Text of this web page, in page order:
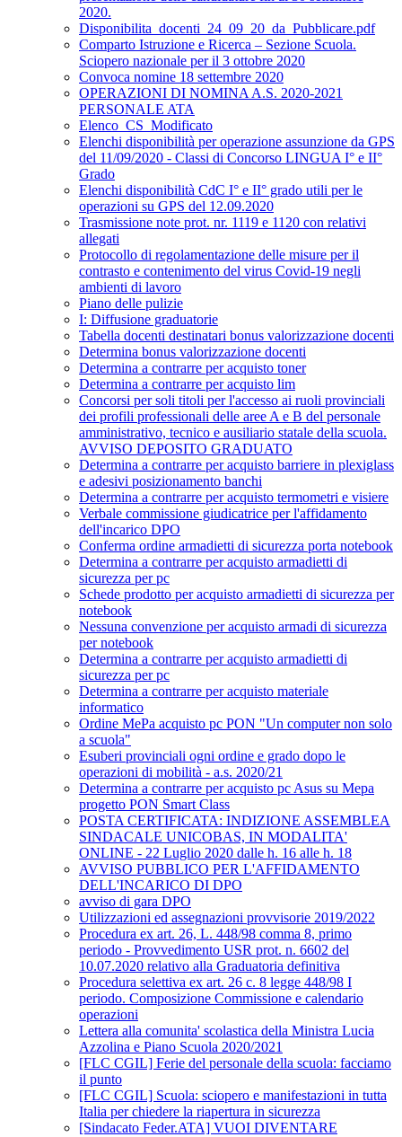
2020.
Disponibilita_docenti_24_09_20_da_Pubblicare.pdf
Comparto Istruzione e Ricerca – Sezione Scuola.
Sciopero nazionale per il 3 ottobre 2020
Convoca nomine 18 settembre 2020
OPERAZIONI DI NOMINA A.S. 2020-2021
PERSONALE ATA
Elenco_CS_Modificato
Elenchi disponibilità per operazione assunzione da GPS
del 11/09/2020 - Classi di Concorso LINGUA I° e II°
Grado
Elenchi disponibilità CdC I° e II° grado utili per le
operazioni su GPS del 12.09.2020
Trasmissione note prot. nr. 1119 e 1120 con relativi
allegati
Protocollo di regolamentazione delle misure per il
contrasto e contenimento del virus Covid-19 negli
ambienti di lavoro
Piano delle pulizie
I: Diffusione graduatorie
Tabella docenti destinatari bonus valorizzazione docenti
Determina bonus valorizzazione docenti
Determina a contrarre per acquisto toner
Determina a contrarre per acquisto lim
Concorsi per soli titoli per l'accesso ai ruoli provinciali
dei profili professionali delle aree A e B del personale
amministrativo, tecnico e ausiliario statale della scuola.
AVVISO DEPOSITO GRADUATO
Determina a contrarre per acquisto barriere in plexiglass
e adesivi posizionamento banchi
Determina a contrarre per acquisto termometri e visiere
Verbale commissione giudicatrice per l'affidamento
dell'incarico DPO
Conferma ordine armadietti di sicurezza porta notebook
Determina a contrarre per acquisto armadietti di
sicurezza per pc
Schede prodotto per acquisto armadietti di sicurezza per
notebook
Nessuna convenzione per acquisto armadi di sicurezza
per notebook
Determina a contrarre per acquisto armadietti di
sicurezza per pc
Determina a contrarre per acquisto materiale
informatico
Ordine MePa acquisto pc PON "Un computer non solo
a scuola"
Esuberi provinciali ogni ordine e grado dopo le
operazioni di mobilità - a.s. 2020/21
Determina a contrarre per acquisto pc Asus su Mepa
progetto PON Smart Class
POSTA CERTIFICATA: INDIZIONE ASSEMBLEA
SINDACALE UNICOBAS, IN MODALITA'
ONLINE - 22 Luglio 2020 dalle h. 16 alle h. 18
AVVISO PUBBLICO PER L'AFFIDAMENTO
DELL'INCARICO DI DPO
avviso di gara DPO
Utilizzazioni ed assegnazioni provvisorie 2019/2022
Procedura ex art. 26, L. 448/98 comma 8, primo
periodo - Provvedimento USR prot. n. 6602 del
10.07.2020 relativo alla Graduatoria definitiva
Procedura selettiva ex art. 26 c. 8 legge 448/98 I
periodo. Composizione Commissione e calendario
operazioni
Lettera alla comunita' scolastica della Ministra Lucia
Azzolina e Piano Scuola 2020/2021
[FLC CGIL] Ferie del personale della scuola: facciamo
il punto
[FLC CGIL] Scuola: sciopero e manifestazioni in tutta
Italia per chiedere la riapertura in sicurezza
[Sindacato Feder.ATA] VUOI DIVENTARE